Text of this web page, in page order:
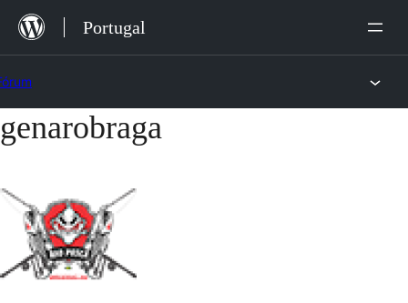
Saltar
para
Portugal
Saltar
para
conteúdo
genarobraga